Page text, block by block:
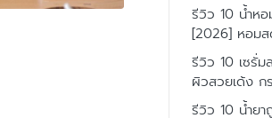
รีวิว 10 น้ำห
[2026] หอมส
รีวิว 10 เซรั่
ผิวสวยเด้ง ก
รีวิว 10 น้ำย